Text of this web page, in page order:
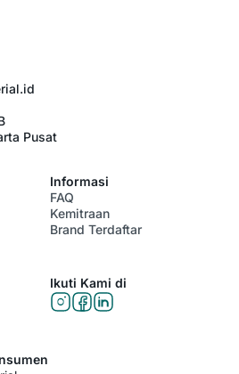
Pusat
Informasi
FAQ
Kemitraan
Brand Terdaftar
Ikuti Kami di